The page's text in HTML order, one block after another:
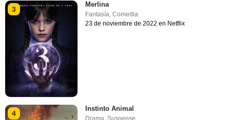
3
Merlina
Fantasía,Comedia
23 de noviembre de 2022 en Netflix
4
Instinto Animal
Drama ,Suspense